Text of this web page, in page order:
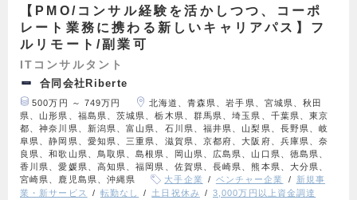
【PMO/コンサル経験を活かしつつ、コーポ
レート業務に携わる新しいキャリアパス】フ
ルリモート/副業可
ITコンサルタント
合同会社Riberte
500万円 ～ 749万円
北海道、青森県、岩手県、宮城県、秋田
県、山形県、福島県、茨城県、栃木県、群馬県、埼玉県、千葉県、東京
都、神奈川県、新潟県、富山県、石川県、福井県、山梨県、長野県、岐
阜県、静岡県、愛知県、三重県、滋賀県、京都府、大阪府、兵庫県、奈
良県、和歌山県、鳥取県、島根県、岡山県、広島県、山口県、徳島県、
香川県、愛媛県、高知県、福岡県、佐賀県、長崎県、熊本県、大分県、
宮崎県、鹿児島県、沖縄県
大手企業 ベンチャー企業
新規事
業・新サービス
転勤なし 土日祝休み
3,000万円以上資金調達